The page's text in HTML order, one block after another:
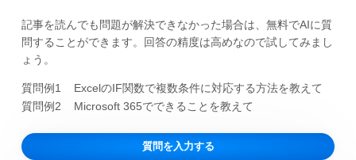
記事を読んでも問題が解決できなかった場合は、無料でAIに質
問することができます。回答の精度は高めなので試してみまし
ょう。
質問例1
ExcelのIF関数で複数条件に対応する方法を教えて
質問例2
Microsoft 365でできることを教えて
質問を入力する